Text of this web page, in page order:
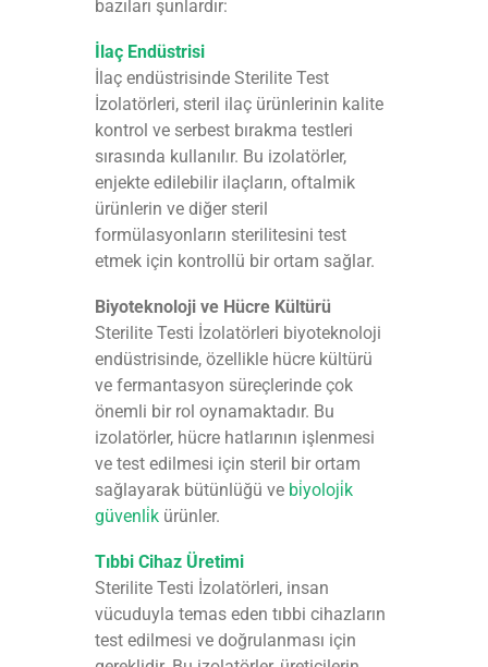
bazıları şunlardır:
İlaç Endüstrisi
İlaç endüstrisinde Sterilite Test
İzolatörleri, steril ilaç ürünlerinin kalite
kontrol ve serbest bırakma testleri
sırasında kullanılır. Bu izolatörler,
enjekte edilebilir ilaçların, oftalmik
ürünlerin ve diğer steril
formülasyonların sterilitesini test
etmek için kontrollü bir ortam sağlar.
Biyoteknoloji ve Hücre Kültürü
Sterilite Testi İzolatörleri biyoteknoloji
endüstrisinde, özellikle hücre kültürü
ve fermantasyon süreçlerinde çok
önemli bir rol oynamaktadır. Bu
izolatörler, hücre hatlarının işlenmesi
ve test edilmesi için steril bir ortam
sağlayarak bütünlüğü ve bi̇yoloji̇k
güvenli̇k ürünler.
Tıbbi Cihaz Üretimi
Sterilite Testi İzolatörleri, insan
vücuduyla temas eden tıbbi cihazların
test edilmesi ve doğrulanması için